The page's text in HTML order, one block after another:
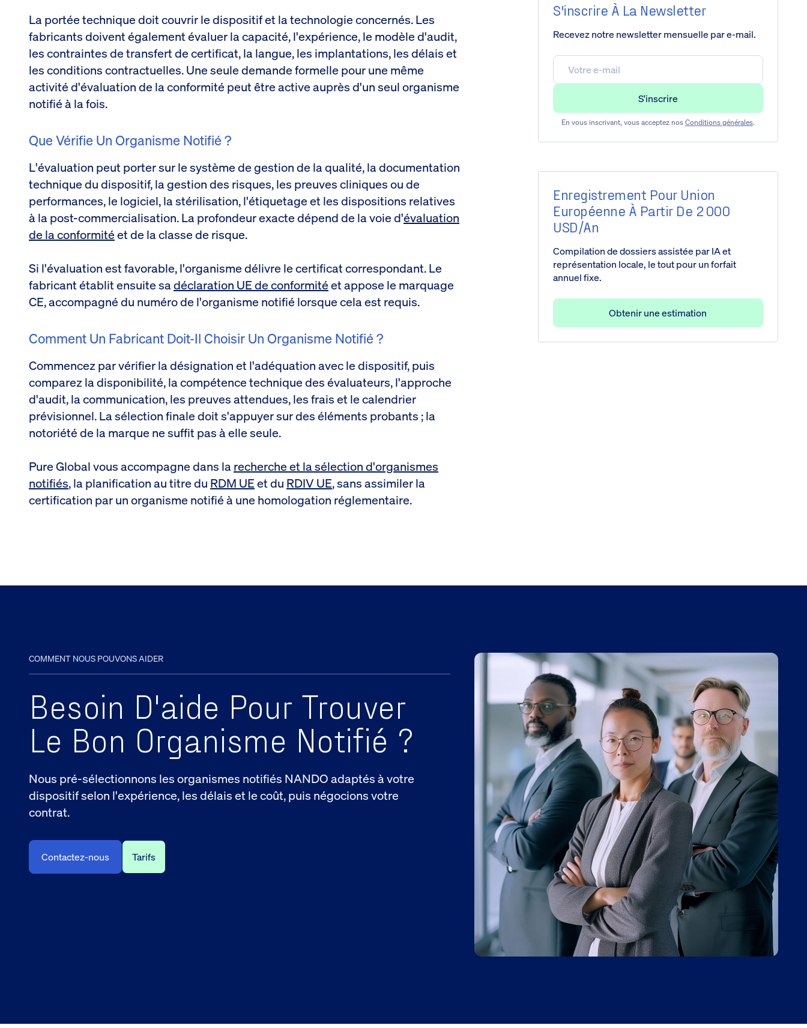
La portée technique doit couvrir le dispositif et la technologie concernés. Les
fabricants doivent également évaluer la capacité, l'expérience, le modèle d'audit,
les contraintes de transfert de certificat, la langue, les implantations, les délais et
les conditions contractuelles. Une seule demande formelle pour une même
activité d'évaluation de la conformité peut être active auprès d'un seul organisme
notifié à la fois.
Que Vérifie Un Organisme Notifié ?
L'évaluation peut porter sur le système de gestion de la qualité, la documentation
technique du dispositif, la gestion des risques, les preuves cliniques ou de
performances, le logiciel, la stérilisation, l'étiquetage et les dispositions relatives
à la post-commercialisation. La profondeur exacte dépend de la voie d'évaluation
de la conformitéet de la classe de risque.
Si l'évaluation est favorable, l'organisme délivre le certificat correspondant. Le
fabricant établit ensuite sadéclaration UE de conformitéet appose le marquage
CE, accompagné du numéro de l'organisme notifié lorsque cela est requis.
Comment Un Fabricant Doit-Il Choisir Un Organisme Notifié ?
Commencez par vérifier la désignation et l'adéquation avec le dispositif, puis
comparez la disponibilité, la compétence technique des évaluateurs, l'approche
d'audit, la communication, les preuves attendues, les frais et le calendrier
prévisionnel. La sélection finale doit s'appuyer sur des éléments probants ; la
notoriété de la marque ne suffit pas à elle seule.
Pure Global vous accompagne dans la recherche et la sélection d'organismes
notifiés, la planification au titre du RDM UEet du RDIV UE, sans assimiler la
certification par un organisme notifié à une homologation réglementaire.
S'inscrire À La Newsletter
Recevez notre newsletter mensuelle par e-mail.
En vous inscrivant, vous acceptez nos Conditions générales.
Enregistrement Pour Union
Européenne À Partir De 2 000
USD/an
Compilation de dossiers assistée par IA et
représentation locale, le tout pour un forfait
annuel fixe.
Obtenir une estimation
COMMENT NOUS POUVONS AIDER
Besoin D'aide Pour Trouver
Le Bon Organisme Notifié ?
Nous pré-sélectionnons les organismes notifiés NANDO adaptés à votre
dispositif selon l'expérience, les délais et le coût, puis négocions votre
contrat.
Contactez-nous Tarifs